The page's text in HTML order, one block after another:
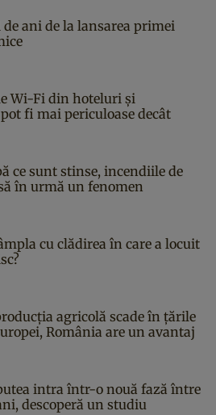
de ani de la lansarea primei
Wi-Fi din hoteluri și
fi mai periculoase decât
ce sunt stinse, incendiile de
în urmă un fenomen
cu clădirea în care a locuit
agricolă scade în țările
România are un avantaj
intra într-o nouă fază între
descoperă un studiu